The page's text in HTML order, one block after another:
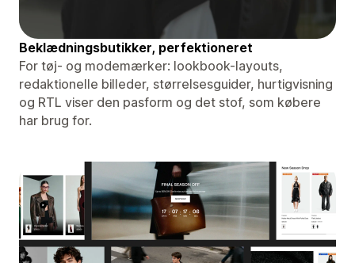
Beklædningsbutikker, perfektioneret
For tøj- og modemærker: lookbook-layouts,
redaktionelle billeder, størrelsesguider, hurtigvisning
og RTL viser den pasform og det stof, som købere
har brug for.